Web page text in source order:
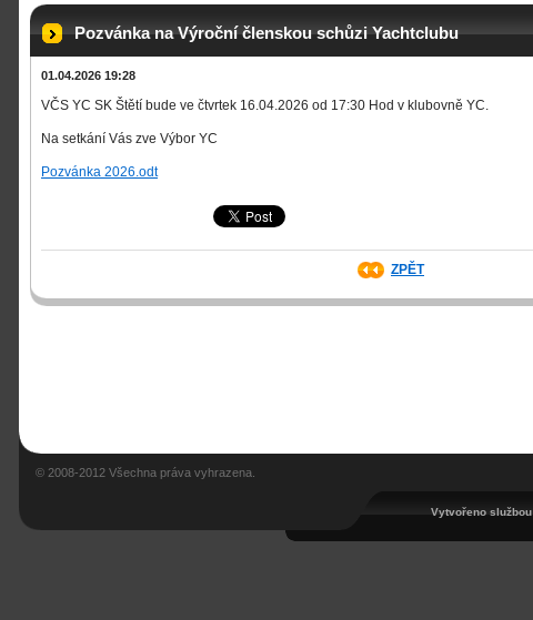
Pozvánka na Výroční členskou schůzi Yachtclubu
01.04.2026 19:28
VČS YC SK Štětí bude ve čtvrtek 16.04.2026 od 17:30 Hod v klubovně YC.
Na setkání Vás zve Výbor YC
Pozvánka 2026.odt
ZPĚT
© 2008-2012 Všechna práva vyhrazena.
Vytvořeno službou